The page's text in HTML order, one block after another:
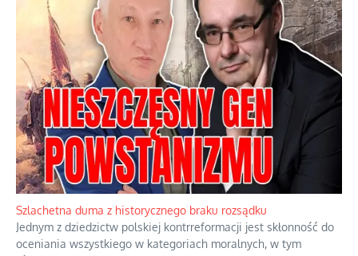
Szlachetna duma z historycznego braku rozsądku
Jednym z dziedzictw polskiej kontrreformacji jest skłonność do
oceniania wszystkiego w kategoriach moralnych, w tym